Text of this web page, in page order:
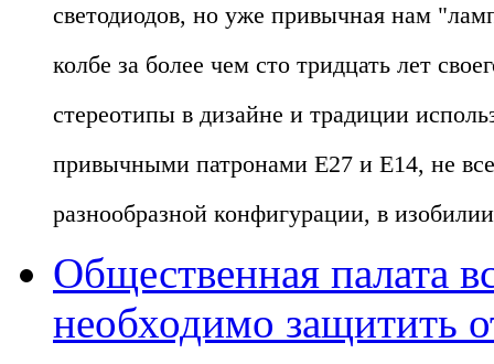
светодиодов, но уже привычная нам
колбе за более чем сто тридцать лет
стереотипы в дизайне и традиции
привычными патронами E27 и E14, не
разнообразной конфигурации, в
Общественная палата
необходимо защитить